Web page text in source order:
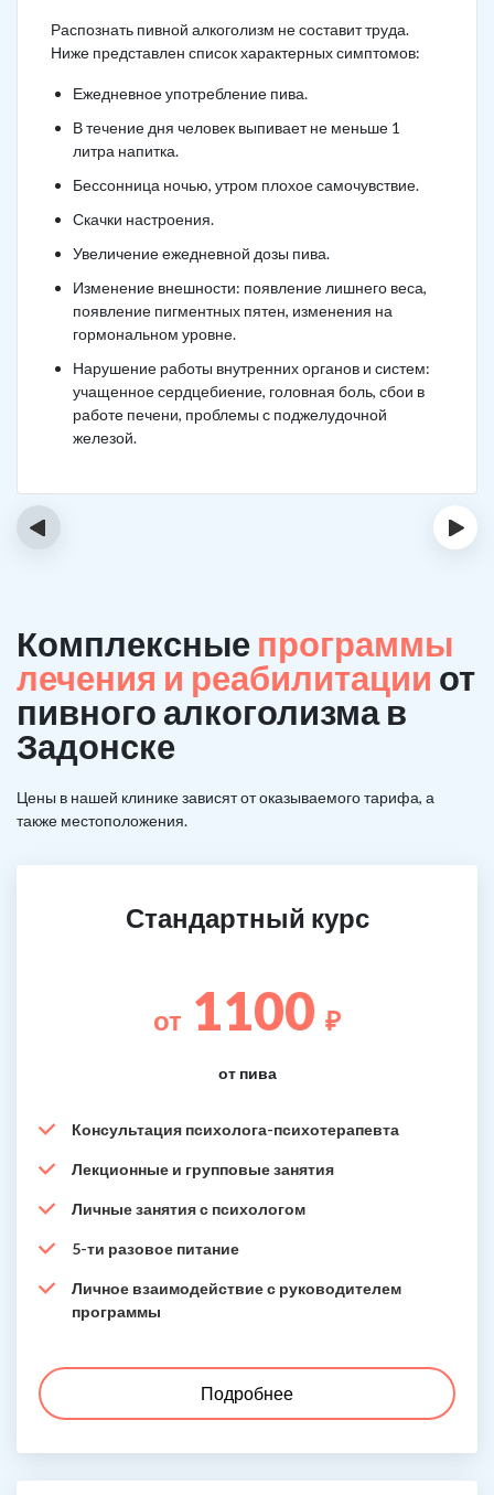
Распознать пивной алкоголизм не составит труда.
Ниже представлен список характерных симптомов:
Ежедневное употребление пива.
В течение дня человек выпивает не меньше 1
литра напитка.
Бессонница ночью, утром плохое самочувствие.
Скачки настроения.
Увеличение ежедневной дозы пива.
Изменение внешности: появление лишнего веса,
появление пигментных пятен, изменения на
гормональном уровне.
Нарушение работы внутренних органов и систем:
учащенное сердцебиение, головная боль, сбои в
работе печени, проблемы с поджелудочной
железой.
‹ ›
Комплексные программы
лечения и реабилитации от
пивного алкоголизма в
Задонске
Цены в нашей клинике зависят от оказываемого тарифа, а
также местоположения.
Стандартный курс
от 1100 ₽
от пива
Консультация психолога-психотерапевта
Лекционные и групповые занятия
Личные занятия с психологом
5-ти разовое питание
Личное взаимодействие с руководителем
программы
Подробнее